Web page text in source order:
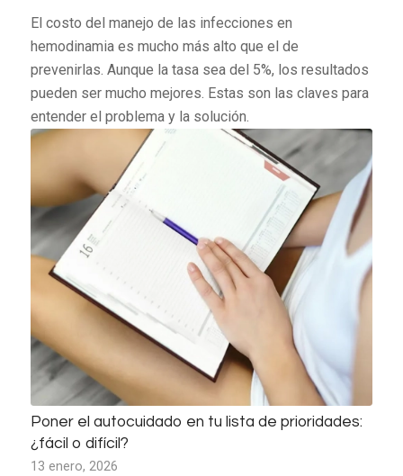
El costo del manejo de las infecciones en
hemodinamia es mucho más alto que el de
prevenirlas. Aunque la tasa sea del 5%, los resultados
pueden ser mucho mejores. Estas son las claves para
entender el problema y la solución.
Poner el autocuidado en tu lista de prioridades:
¿fácil o difícil?
13 enero, 2026